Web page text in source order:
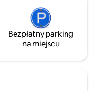
Bezpłatny parking
na miejscu